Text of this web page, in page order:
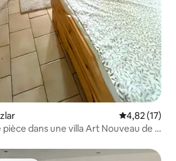
Évaluation
4,82 (17)
dans une villa Art Nouveau de la